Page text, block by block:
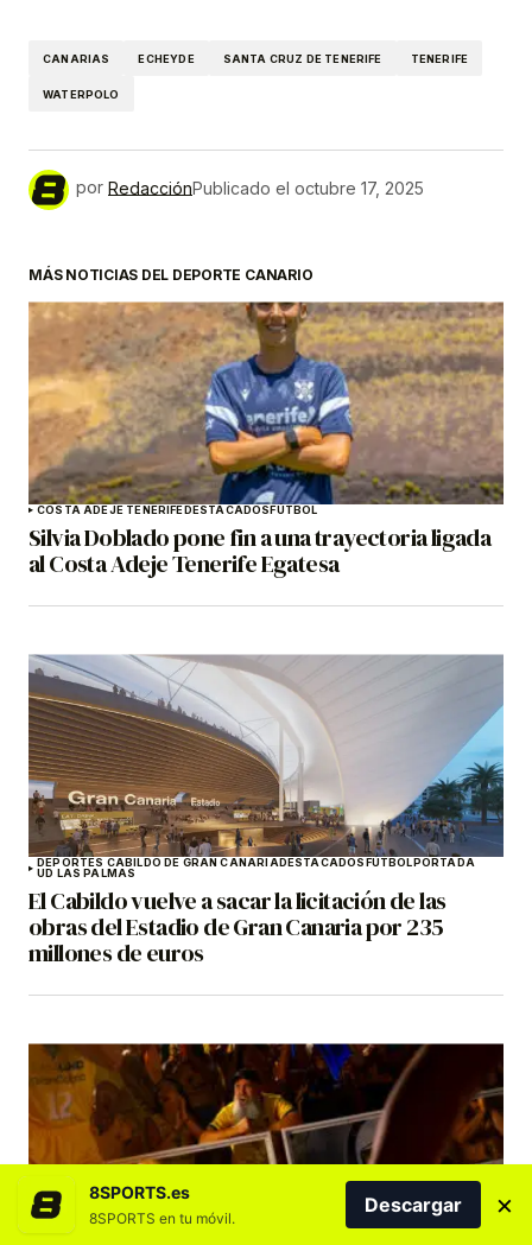
CANARIAS ECHEYDE SANTA CRUZ DE TENERIFE TENERIFE
WATERPOLO
por RedacciónPublicado el octubre 17, 2025
MÁS NOTICIAS DEL DEPORTE CANARIO
COSTA ADEJE TENERIFE DESTACADOS FÚTBOL
Silvia Doblado pone fin a una trayectoria ligada
al Costa Adeje Tenerife Egatesa
DEPORTES CABILDO DE GRAN CANARIADESTACADOS FÚTBOL PORTADA
UD LAS PALMAS
El Cabildo vuelve a sacar la licitación de las
obras del Estadio de Gran Canaria por 235
millones de euros
8SPORTS.es
8SPORTS en tu móvil.
Descargar ×